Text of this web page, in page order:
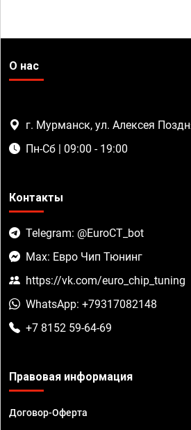
О нас
г. Мурманск, ул. Алексея
Пн-Сб | 09:00 - 19:00
Контакты
Telegram: @EuroCT_bot
Max: Евро Чип Тюнинг
https://vk.com/euro_chip_tuning
WhatsApp: +79317082148
+7 8152 59-64-69
Правовая информация
Договор-Оферта